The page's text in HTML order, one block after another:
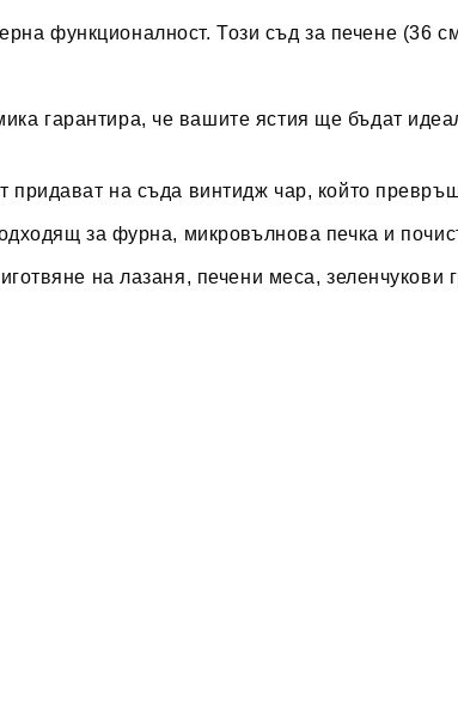
функционалност. Този съд за печене (36
гарантира, че вашите ястия ще бъдат
придават на съда винтидж чар, който
за фурна, микровълнова печка и
на лазаня, печени меса, зеленчукови